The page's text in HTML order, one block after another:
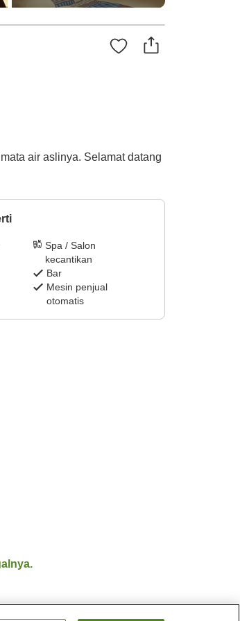
air aslinya. Selamat datang
Spa / Salon
kecantikan
Bar
Mesin penjual
otomatis